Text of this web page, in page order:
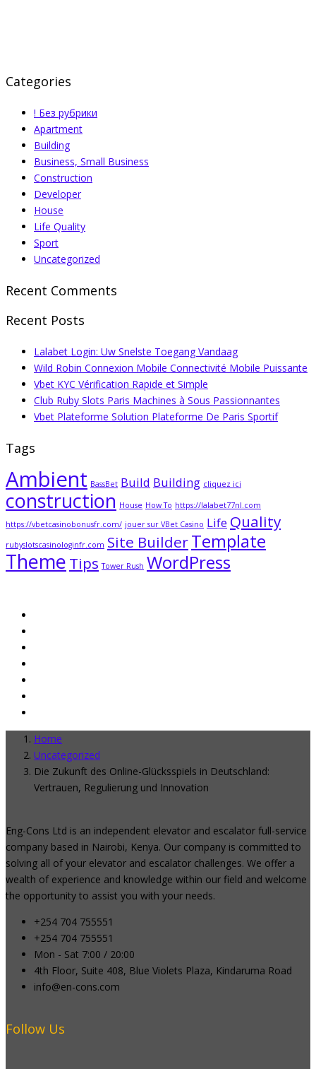
Categories
! Без рубрики
Apartment
Building
Business, Small Business
Construction
Developer
House
Life Quality
Sport
Uncategorized
Recent Comments
Recent Posts
Lalabet Login: Uw Snelste Toegang Vandaag
Wild Robin Connexion Mobile Connectivité Mobile Puissante
Vbet KYC Vérification Rapide et Simple
Club Ruby Slots Paris Machines à Sous Passionnantes
Vbet Plateforme Solution Plateforme De Paris Sportif
Tags
Ambient BassBet Build Building cliquez ici
construction House How To https://lalabet77nl.com
https://vbetcasinobonusfr.com/ jouer sur VBet Casino Life Quality
rubyslotscasinologinfr.com Site BuilderTemplate
Theme Tips Tower Rush WordPress
Home
Uncategorized
Die Zukunft des Online-Glücksspiels in Deutschland:
Vertrauen, Regulierung und Innovation
Eng-Cons Ltd is an independent elevator and escalator full-service
company based in Nairobi, Kenya. Our company is committed to
solving all of your elevator and escalator challenges. We offer a
wealth of experience and knowledge within our field and welcome
the opportunity to assist you with your needs.
+254 704 755551
+254 704 755551
Mon - Sat 7:00 / 20:00
4th Floor, Suite 408, Blue Violets Plaza, Kindaruma Road
info@en-cons.com
Follow Us